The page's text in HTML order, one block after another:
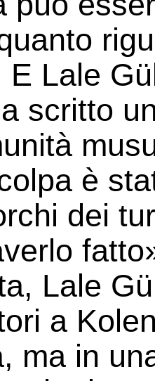
E Lale
scritto
è
dei
Lale
a
ma in